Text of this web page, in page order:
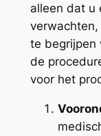
alleen dat u
te begrijpen
de
voor het